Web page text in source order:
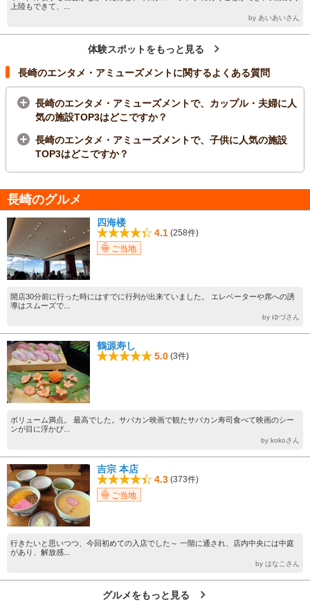
上陸もできて、...
by あいあいさん
体験スポットをもっと見る
長崎のエンタメ・アミューズメントに関するよくある質問
長崎のエンタメ・アミューズメントで、カップル・夫婦に人
気の施設TOP3はどこですか？
長崎のエンタメ・アミューズメントで、子供に人気の施設
TOP3はどこですか？
長崎のグルメ
四海楼
4.1 (258件)
ご当地
開店30分前に行った時にはすでに行列が出来ていました。 エレベーターや席への誘
導はスムーズで...
by ゆづさん
鶴源寿し
5.0 (3件)
ボリューム満点。 最高でした。サバカン映画で観たサバカン寿司食べて映画のシー
ンが目に浮かび...
by kokoさん
吉宗 本店
4.3 (373件)
ご当地
行きたいと思いつつ、今回初めての入店でした～ 一階に通され、店内中央には中庭
があり、解放感...
by はなこさん
グルメをもっと見る